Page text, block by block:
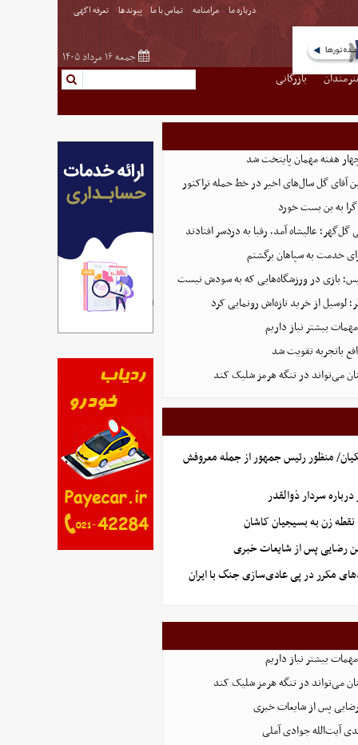
درباره ما مرامنامه تماس با ما پیوندها تعرفه اگهی
جمعه ۱۶ مرداد ۱۴۰۵
بازرگانی
هفته مهمان پایتخت شد
آقای گل سال‌های اخیر در خط حمله تراکتور
به بن بست خورد
عالیشاه آمد، رقبا به دردسر افتادند
خدمت به سپاهان برگشتم
بازی در ورزشگاه‌هایی که به سودش نیست
لوسیل از خرید تازه‌اش رونمایی کرد
بیشتر نیاز داریم
باتجربه تقویت شد
می‌تواند در تنگه هرمز شلیک کند
منظور رئیس جمهور از جمله معروفش
سردار ذوالقدر
زن به بسیجیان کاشان
رضایی پس از شایعات خبری
مکرر در پی عادی‌سازی جنگ با ایران
بیشتر نیاز داریم
می‌تواند در تنگه هرمز شلیک کند
پس از شایعات خبری
آیت‌الله جوادی آملی